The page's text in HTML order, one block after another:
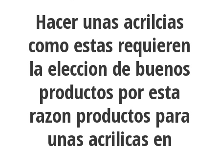
Hacer unas acrilcias
como estas requieren
la eleccion de buenos
productos por esta
razon productos para
unas acrilicas en